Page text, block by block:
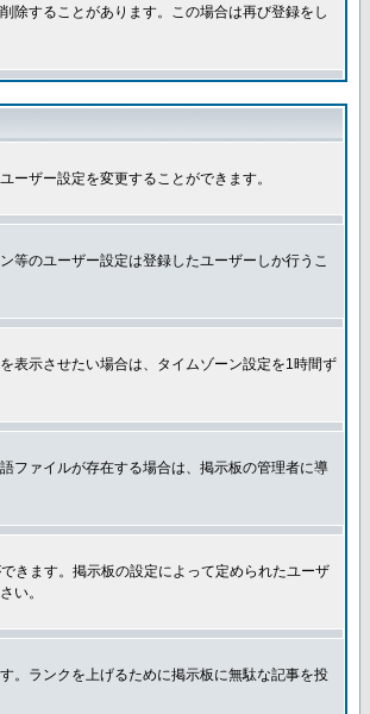
除することがあります。この場合は再び登録をし
ザー設定を変更することができます。
等のユーザー設定は登録したユーザーしか行うこ
表示させたい場合は、タイムゾーン設定を1時間ず
ファイルが存在する場合は、掲示板の管理者に導
きます。掲示板の設定によって定められたユーザ
い。
。ランクを上げるために掲示板に無駄な記事を投